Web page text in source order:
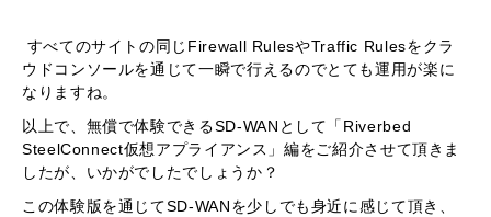
すべてのサイトの同じFirewall RulesやTraffic Rulesをクラ
ウドコンソールを通じて一瞬で行えるのでとても運用が楽に
なりますね。
以上で、無償で体験できるSD-WANとして「Riverbed
SteelConnect仮想アプライアンス」編をご紹介させて頂きま
したが、いかがでしたでしょうか？
この体験版を通じてSD-WANを少しでも身近に感じて頂き、